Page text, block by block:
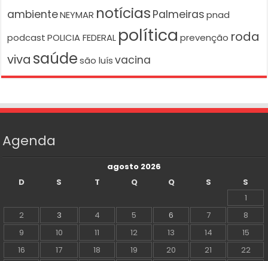
ambienteNEYMAR notícias Palmeiras pnad
podcast POLICIA FEDERAL política prevenção roda
viva saúde são luís vacina
Agenda
agosto 2026
D
S T Q Q S
S
1
2
3 4 5 6 7
8
9
10 11 12 13 14
15
16
17 18 19 20 21
22